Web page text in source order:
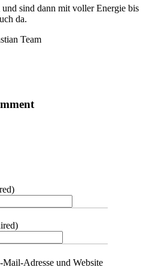
sind dann mit voller Energie bis
da.
Team
Mail-Adresse und Website